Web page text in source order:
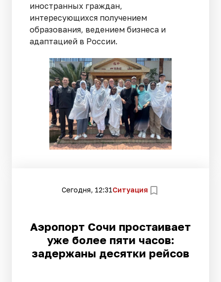
иностранных граждан,
интересующихся получением
образования, ведением бизнеса и
адаптацией в России.
Сегодня, 12:31Ситуация
Аэропорт Сочи простаивает
уже более пяти часов:
задержаны десятки рейсов